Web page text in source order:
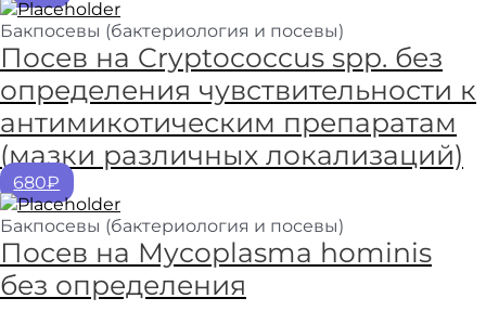
Бакпосевы (бактериология и посевы)
Посев на Cryptococcus spp. без
определения чувствительности к
антимикотическим препаратам
(мазки различных локализаций)
680₽
Бакпосевы (бактериология и посевы)
Посев на Mycoplasma hominis
без определения